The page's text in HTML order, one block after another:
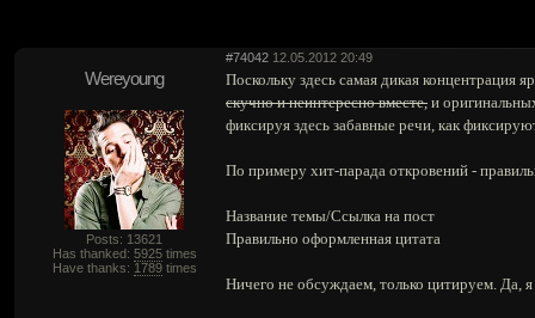
#74042 12.05.2012 20:49
Wereyoung
Posts: 13621
Has thanked: 5925times
Have thanks: 1789times
Поскольку здесь самая дикая концентрация
скучно и неинтересно вместе, и
фиксируя здесь забавные речи, как
По примеру хит-парада откровений -
Название темы/Ссылка на пост
Правильно оформленная цитата
Ничего не обсуждаем, только цитируем. Да,